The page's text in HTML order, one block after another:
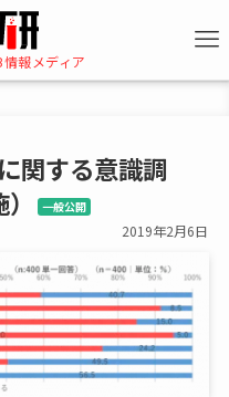
報メディア
関する意識調
一般公開
2019年2月6日